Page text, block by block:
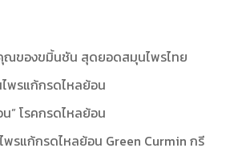
ณของขมิ้นชัน สุดยอดสมุนไพรไทย
พรแก้กรดไหลย้อน
โรคกรดไหลย้อน
พรแก้กรดไหลย้อน Green Curmin กรี